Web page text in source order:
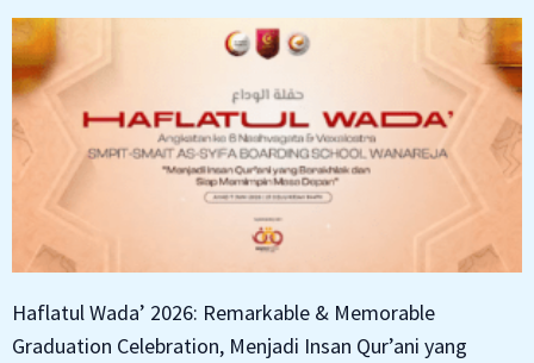
Haflatul Wada’ 2026: Remarkable & Memorable
Graduation Celebration, Menjadi Insan Qur’ani yang